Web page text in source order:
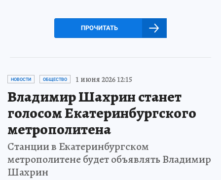
ПРОЧИТАТЬ
НОВОСТИ ОБЩЕСТВО 1 июня 2026 12:15
Владимир Шахрин станет
голосом Екатеринбургского
метрополитена
Станции в Екатеринбургском
метрополитене будет объявлять Владимир
Шахрин